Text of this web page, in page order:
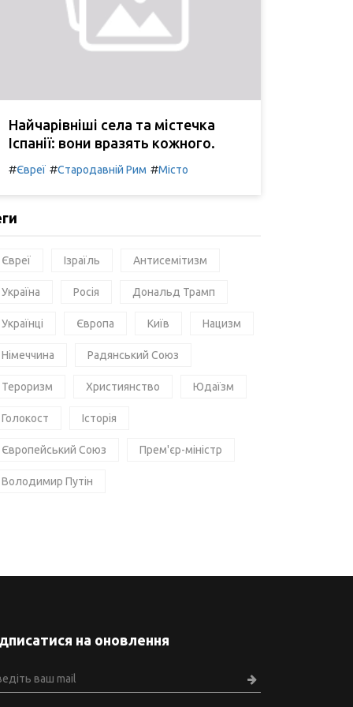
Найчарівніші села та містечка
Іспанії: вони вразять кожного.
#Євреї #Стародавній Рим #Місто
Євреї Ізраїль Антисемітизм
Україна Росія Дональд Трамп
Українці Європа Київ Нацизм
Німеччина Радянський Союз
Тероризм Християнство Юдаїзм
Голокост Історія
Європейський Союз Прем'єр-міністр
Володимир Путін
на оновлення